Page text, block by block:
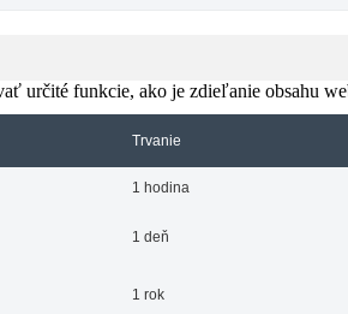
určité funkcie, ako je zdieľanie obsahu
Trvanie
1 hodina
1 deň
1 rok